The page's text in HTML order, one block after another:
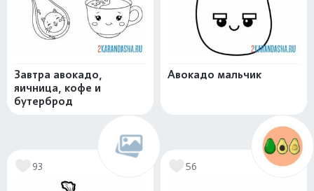
Завтра авокадо,
яичница, кофе и
бутерброд
Авокадо мальчик
93 56